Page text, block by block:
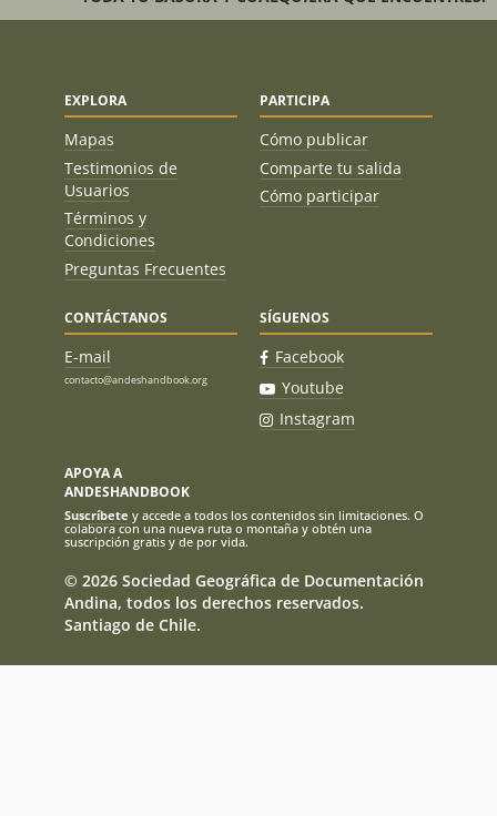
EXPLORA
Mapas
Testimonios de
Usuarios
Términos y
Condiciones
Preguntas Frecuentes
PARTICIPA
Cómo publicar
Comparte tu salida
Cómo participar
CONTÁCTANOS
E-mail
contacto@andeshandbook.org
SÍGUENOS
Facebook
Youtube
Instagram
APOYA A
ANDESHANDBOOK
Suscríbete y accede a todos los contenidos sin limitaciones. O
colabora con una nueva ruta o montaña y obtén una
suscripción gratis y de por vida.
© 2026 Sociedad Geográfica de Documentación
Andina, todos los derechos reservados.
Santiago de Chile.